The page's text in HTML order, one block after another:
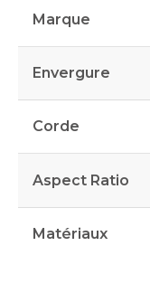
Marque
Envergure
Corde
Aspect Ratio
Matériaux